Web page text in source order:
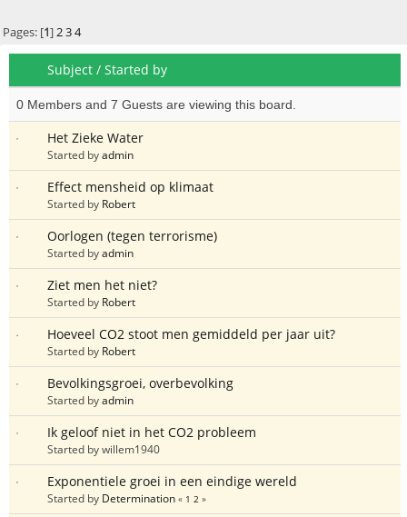
Pages: [1]2 3 4
Subject / Started by
0 Members and 7 Guests are viewing this board.
Het Zieke Water
Started byadmin
Effect mensheid op klimaat
Started by Robert
Oorlogen (tegen terrorisme)
Started byadmin
Ziet men het niet?
Started by Robert
Hoeveel CO2 stoot men gemiddeld per jaar uit?
Started by Robert
Bevolkingsgroei, overbevolking
Started byadmin
Ik geloof niet in het CO2 probleem
Started by willem1940
Exponentiele groei in een eindige wereld
Started by Determination « 1 2 »